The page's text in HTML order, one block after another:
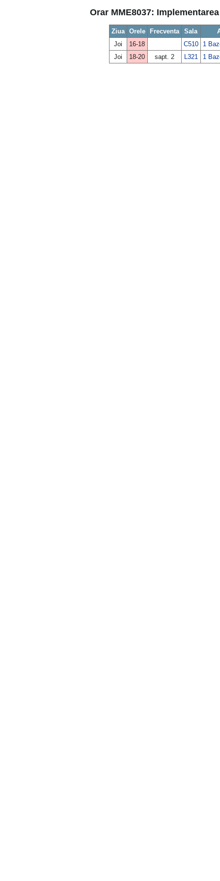
Orar MME8037:
Ziua Orele Frecventa Sala
Joi
16-18 C510
1
Joi
18-20 sapt. 2 L321 1